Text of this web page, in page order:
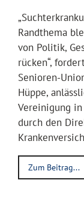
Randthema
von Politik,
rücken“,
Senioren-
Hüppe,
Vereinigung
durch den
Zum Beitrag...